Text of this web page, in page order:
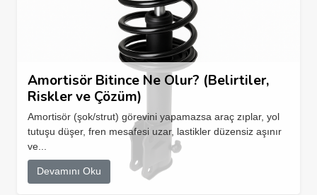
Amortisör Bitince Ne Olur? (Belirtiler,
Riskler ve Çözüm)
Amortisör (şok/strut) görevini yapamazsa araç zıplar, yol
tutuşu düşer, fren mesafesi uzar, lastikler düzensiz aşınır
ve...
Devamını Oku